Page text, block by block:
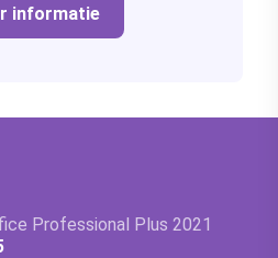
informatie
Professional Plus 2021